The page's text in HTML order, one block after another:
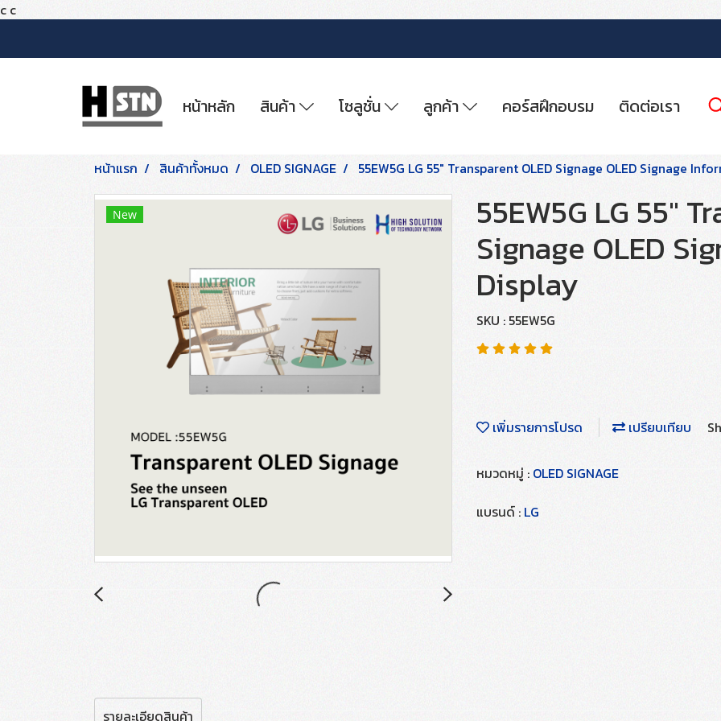
c c
หน้าหลัก สินค้า โซลูชั่น ลูกค้า คอร์สฝึกอบรม ติดต่อเรา
หน้าแรก สินค้าทั้งหมด OLED SIGNAGE 55EW5G LG 55″ Transparent OLED Signage OLED Signage
New 55EW5G LG 55″
Signage OLED
Display
SKU : 55EW5G
เพิ่มรายการโปรด เปรียบเทียบ
หมวดหมู่ : OLED SIGNAGE
แบรนด์ : LG
รายละเอียดสินค้า